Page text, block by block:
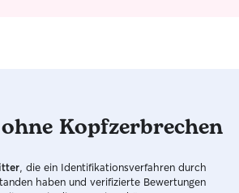
Bewegung,
ganz viel
verträglicher
hervorragend
Kopfzerbrechen
, die ein Identifikationsverfahren durch
haben und verifizierte Bewertungen